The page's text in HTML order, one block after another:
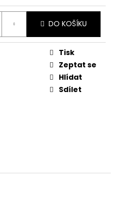
DO KOŠÍKU
Tisk
Zeptat se
Hlídat
Sdílet